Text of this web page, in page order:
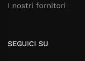
I nostri fornitori
SEGUICI SU